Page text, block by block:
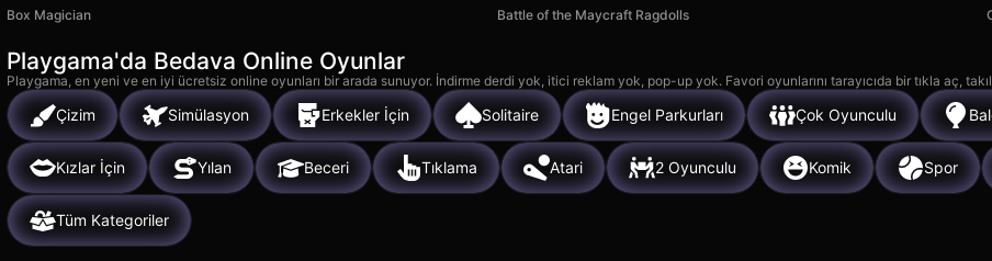
Box Magician
Battle of the Maycraft Ragdolls
Playgama'da Bedava Online Oyunlar
Playgama, en yeni ve en iyi ücretsiz online oyunları bir arada sunuyor. İndirme derdi yok, itici reklam yok, pop-up yok. Favori oyunlarını tarayıcıda bir tıkla aç,
Çizim Simülasyon Erkekler İçin Solitaire Engel Parkurları Çok Oyunculu
Kızlar İçin Yılan Beceri Tıklama Atari 2 Oyunculu Komik Spor
Tüm Kategoriler